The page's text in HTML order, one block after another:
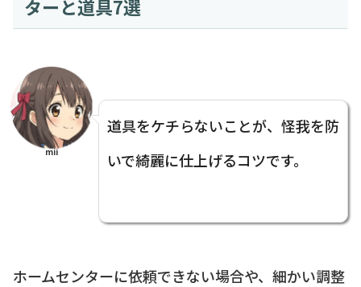
ターと道具7選
mii
道具をケチらないことが、怪我を防
いで綺麗に仕上げるコツです。
ホームセンターに依頼できない場合や、細かい調整